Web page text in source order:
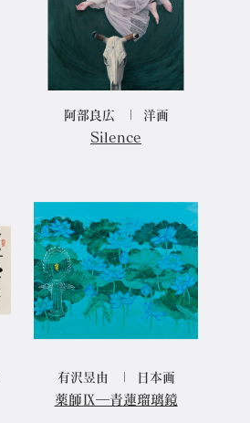
阿部良広 洋画
Silence
有沢昱由 日本画
薬師Ⅸ―青蓮瑠璃鏡